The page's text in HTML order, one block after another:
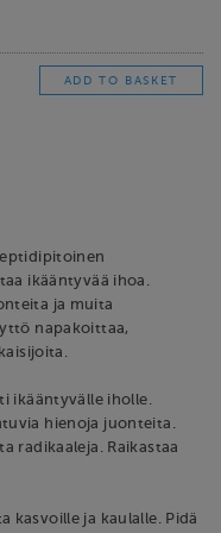
ikääntyvää ihoa.
ja muita
napakoittaa,
ikääntyvälle iholle.
hienoja juonteita.
radikaaleja. Raikastaa
kasvoille ja kaulalle. Pidä